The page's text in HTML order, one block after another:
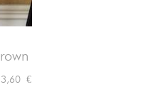
Preis
3,60 €